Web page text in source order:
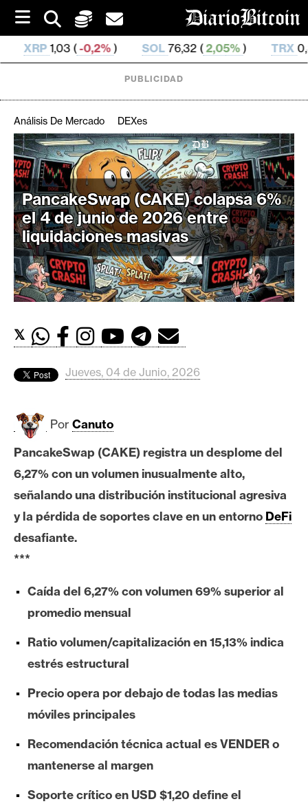
i
t
o
SOL76,32 (2,05%) TRX 0,329 343 ( 0,57% )
C
r
i
p
t
o
M
e
r
d
s
B
i
t
c
o
i
t
h
r
e
m
I
A
PUBLICIDAD
Análisis De Mercado DEXes
PancakeSwap (CAKE) colapsa 6%
el 4 de junio de 2026 entre
liquidaciones masivas
𝕏
Jueves, 04 de Junio, 2026
Por Canuto
PancakeSwap (CAKE) registra un desplome del
6,27% con un volumen inusualmente alto,
señalando una distribución institucional agresiva
y la pérdida de soportes clave en un entorno DeFi
desafiante.
***
Caída del 6,27% con volumen 69% superior al
promedio mensual
Ratio volumen/capitalización en 15,13% indica
estrés estructural
Precio opera por debajo de todas las medias
móviles principales
Recomendación técnica actual es VENDER o
mantenerse al margen
Soporte crítico en USD $1,20 define el